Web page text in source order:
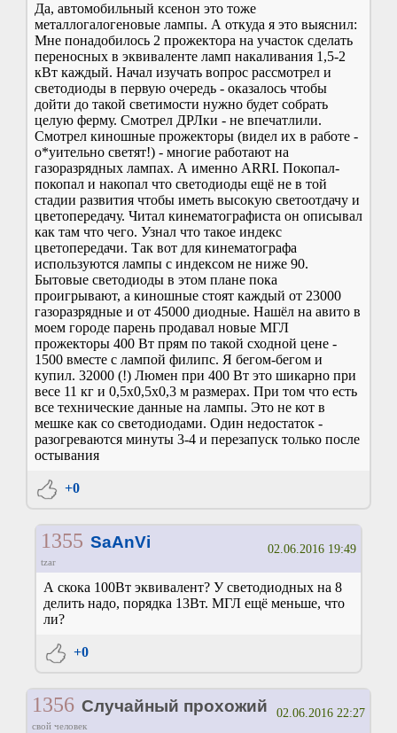
Да, автомобильный ксенон это тоже
металлогалогеновые лампы. А откуда я это выяснил:
Мне понадобилось 2 прожектора на участок сделать
переносных в эквиваленте ламп накаливания 1,5-2
кВт каждый. Начал изучать вопрос рассмотрел и
светодиоды в первую очередь - оказалось чтобы
дойти до такой светимости нужно будет собрать
целую ферму. Смотрел ДРЛки - не впечатлили.
Смотрел киношные прожекторы (видел их в работе -
о*уительно светят!) - многие работают на
газоразрядных лампах. А именно ARRI. Покопал-
покопал и накопал что светодиоды ещё не в той
стадии развития чтобы иметь высокую светоотдачу и
цветопередачу. Читал кинематографиста он описывал
как там что чего. Узнал что такое индекс
цветопередачи. Так вот для кинематографа
используются лампы с индексом не ниже 90.
Бытовые светодиоды в этом плане пока
проигрывают, а киношные стоят каждый от 23000
газоразрядные и от 45000 диодные. Нашёл на авито в
моем городе парень продавал новые МГЛ
прожекторы 400 Вт прям по такой сходной цене -
1500 вместе с лампой филипс. Я бегом-бегом и
купил. 32000 (!) Люмен при 400 Вт это шикарно при
весе 11 кг и 0,5х0,5х0,3 м размерах. При том что есть
все технические данные на лампы. Это не кот в
мешке как со светодиодами. Один недостаток -
разогреваются минуты 3-4 и перезапуск только после
остывания
+0
1355 SaAnVi
tzar
02.06.2016 19:49
А скока 100Вт эквивалент? У светодиодных на 8
делить надо, порядка 13Вт. МГЛ ещё меньше, что
ли?
+0
1356 Случайный прохожий
свой человек
02.06.2016 22:27